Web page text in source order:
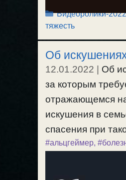
Рубрики
Видеоролики-2022
тяжесть
Об
12.01.2022 | Об
за которым
отражающемся
искушения в
спасения при
#альцгеймер,